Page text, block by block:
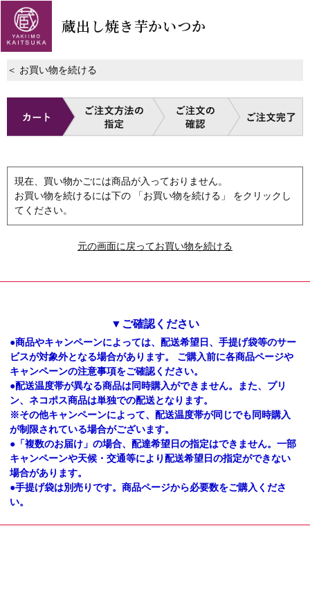
蔵出し焼き芋かいつか
＜ お買い物を続ける
現在、買い物かごには商品が入っておりません。
お買い物を続けるには下の 「お買い物を続ける」 をクリックし
てください。
元の画面に戻ってお買い物を続ける
▼ご確認ください
●商品やキャンペーンによっては、配送希望日、手提げ袋等のサー
ビスが対象外となる場合があります。 ご購入前に各商品ページや
キャンペーンの注意事項をご確認ください。
●配送温度帯が異なる商品は同時購入ができません。また、プリ
ン、ネコポス商品は単独での配送となります。
※その他キャンペーンによって、配送温度帯が同じでも同時購入
が制限されている場合がございます。
●「複数のお届け」の場合、配達希望日の指定はできません。一部
キャンペーンや天候・交通等により配送希望日の指定ができない
場合があります。
●手提げ袋は別売りです。商品ページから必要数をご購入くださ
い。